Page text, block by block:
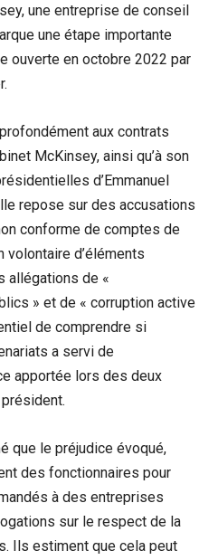
une entreprise de conseil
une étape importante
ouverte en octobre 2022 par
aux contrats
McKinsey, ainsi qu’à son
d’Emmanuel
repose sur des accusations
conforme de comptes de
volontaire d’éléments
allégations de «
» et de « corruption active
de comprendre si
a servi de
apportée lors des deux
que le préjudice évoqué,
des fonctionnaires pour
à des entreprises
sur le respect de la
Ils estiment que cela peut